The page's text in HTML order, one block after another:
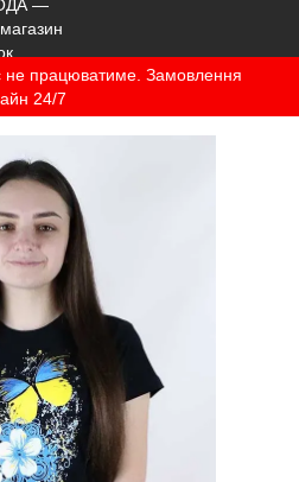
не працюватиме. Замовлення
24/7